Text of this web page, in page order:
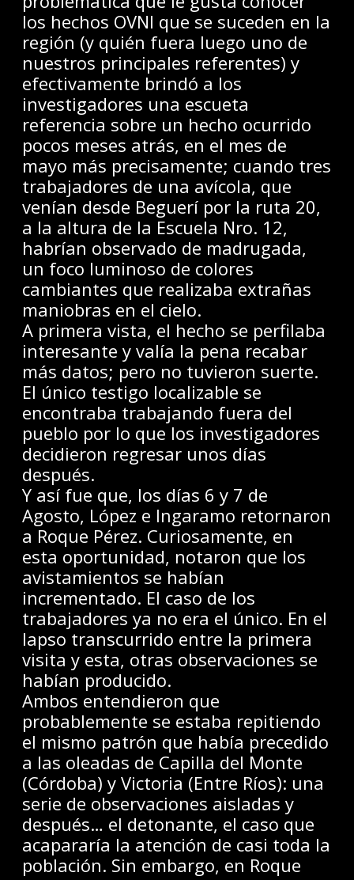
los hechos OVNI que se suceden en la
región (y quién fuera luego uno de
nuestros principales referentes) y
efectivamente brindó a los
investigadores una escueta
referencia sobre un hecho ocurrido
pocos meses atrás, en el mes de
mayo más precisamente; cuando tres
trabajadores de una avícola, que
venían desde Beguerí por la ruta 20,
a la altura de la Escuela Nro. 12,
habrían observado de madrugada,
un foco luminoso de colores
cambiantes que realizaba extrañas
maniobras en el cielo.
A primera vista, el hecho se perfilaba
interesante y valía la pena recabar
más datos; pero no tuvieron suerte.
El único testigo localizable se
encontraba trabajando fuera del
pueblo por lo que los investigadores
decidieron regresar unos días
después.
Y así fue que, los días 6 y 7 de
Agosto, López e Ingaramo retornaron
a Roque Pérez. Curiosamente, en
esta oportunidad, notaron que los
avistamientos se habían
incrementado. El caso de los
trabajadores ya no era el único. En el
lapso transcurrido entre la primera
visita y esta, otras observaciones se
habían producido.
Ambos entendieron que
probablemente se estaba repitiendo
el mismo patrón que había precedido
a las oleadas de Capilla del Monte
(Córdoba) y Victoria (Entre Ríos): una
serie de observaciones aisladas y
después… el detonante, el caso que
acapararía la atención de casi toda la
población. Sin embargo, en Roque